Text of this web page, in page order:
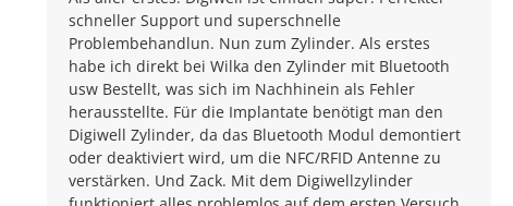
schneller Support und superschnelle
Problembehandlun. Nun zum Zylinder. Als erstes
habe ich direkt bei Wilka den Zylinder mit Bluetooth
usw Bestellt, was sich im Nachhinein als Fehler
herausstellte. Für die Implantate benötigt man den
Digiwell Zylinder, da das Bluetooth Modul demontiert
oder deaktiviert wird, um die NFC/RFID Antenne zu
verstärken. Und Zack. Mit dem Digiwellzylinder